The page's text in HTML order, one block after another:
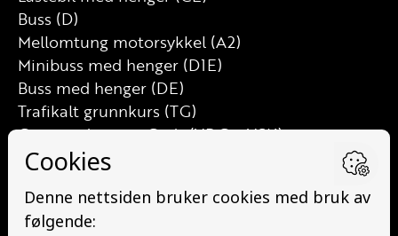
Buss (D)
Mellomtung motorsykkel (A2)
Minibuss med henger (D1E)
Buss med henger (DE)
Trafikalt grunnkurs (TG)
Grunnutdanning Gods (YDG – YSK)
Grunnutdanning Person (YDP – YSK)
YSK Gods etterutdanning (EYDG)
Nettbasert teorikurs (Teorikurs)